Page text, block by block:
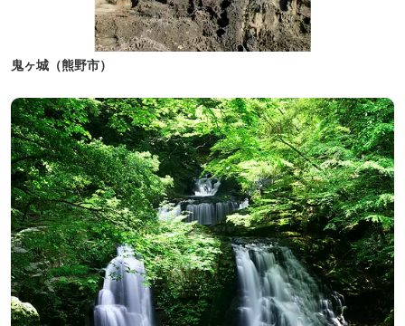
鬼ヶ城（熊野市）